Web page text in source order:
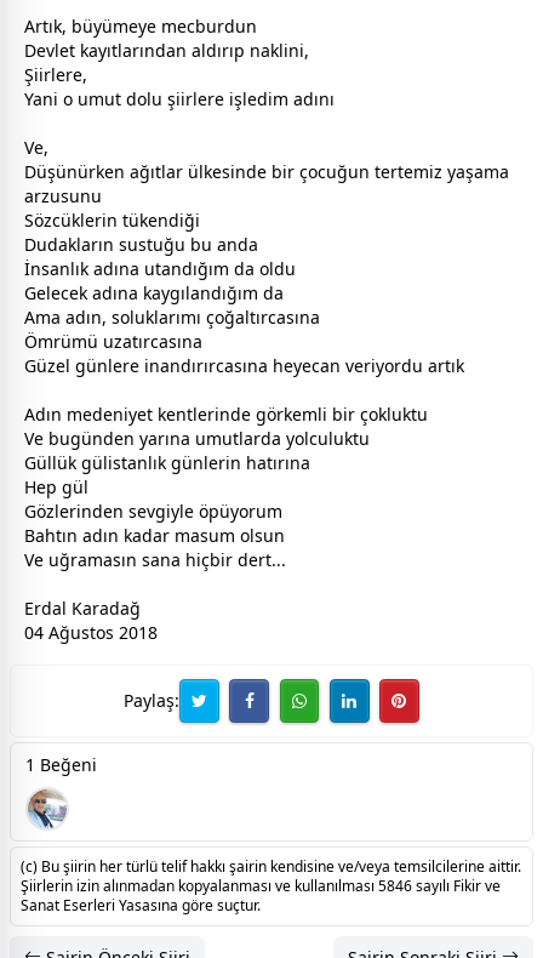
Artık, büyümeye mecburdun
Devlet kayıtlarından aldırıp naklini,
Şiirlere,
Yani o umut dolu şiirlere işledim adını
Ve,
Düşünürken ağıtlar ülkesinde bir çocuğun tertemiz yaşama
arzusunu
Sözcüklerin tükendiği
Dudakların sustuğu bu anda
İnsanlık adına utandığım da oldu
Gelecek adına kaygılandığım da
Ama adın, soluklarımı çoğaltırcasına
Ömrümü uzatırcasına
Güzel günlere inandırırcasına heyecan veriyordu artık
Adın medeniyet kentlerinde görkemli bir çokluktu
Ve bugünden yarına umutlarda yolculuktu
Güllük gülistanlık günlerin hatırına
Hep gül
Gözlerinden sevgiyle öpüyorum
Bahtın adın kadar masum olsun
Ve uğramasın sana hiçbir dert...
Erdal Karadağ
04 Ağustos 2018
Paylaş:
1 Beğeni
(c) Bu şiirin her türlü telif hakkı şairin kendisine ve/veya temsilcilerine aittir.
Şiirlerin izin alınmadan kopyalanması ve kullanılması 5846 sayılı Fikir ve
Sanat Eserleri Yasasına göre suçtur.